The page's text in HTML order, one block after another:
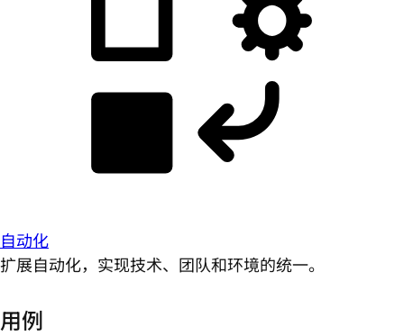
自动化
扩展自动化，实现技术、团队和环境的统一。
用例